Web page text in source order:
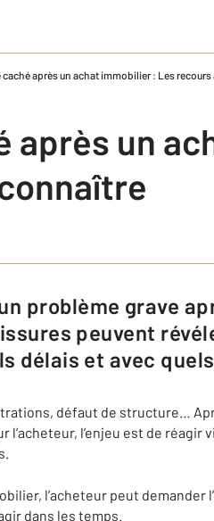
caché après un achat immobilier : Les
après un
peuvent
délais et avec
défaut de structure…
l’acheteur, l’enjeu est de
l’acheteur peut
dans les temps.